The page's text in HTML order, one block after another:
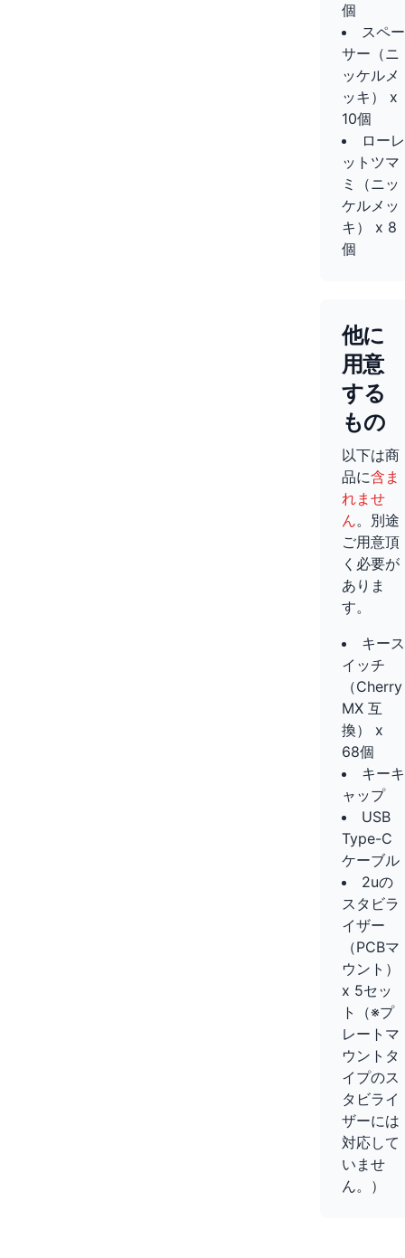
個
スペー
サー（ニ
ッケルメ
ッキ） x
10個
ローレ
ットツマ
ミ（ニッ
ケルメッ
キ） x 8
個
他に
用意
する
もの
以下は商
品に含ま
れませ
ん。別途
ご用意頂
く必要が
ありま
す。
キース
イッチ
（Cherry
MX 互
換） x
68個
キーキ
ャップ
USB
Type-C
ケーブル
2uの
スタビラ
イザー
（PCBマ
ウント）
x 5セッ
ト（※プ
レートマ
ウントタ
イプのス
タビライ
ザーには
対応して
いませ
ん。）